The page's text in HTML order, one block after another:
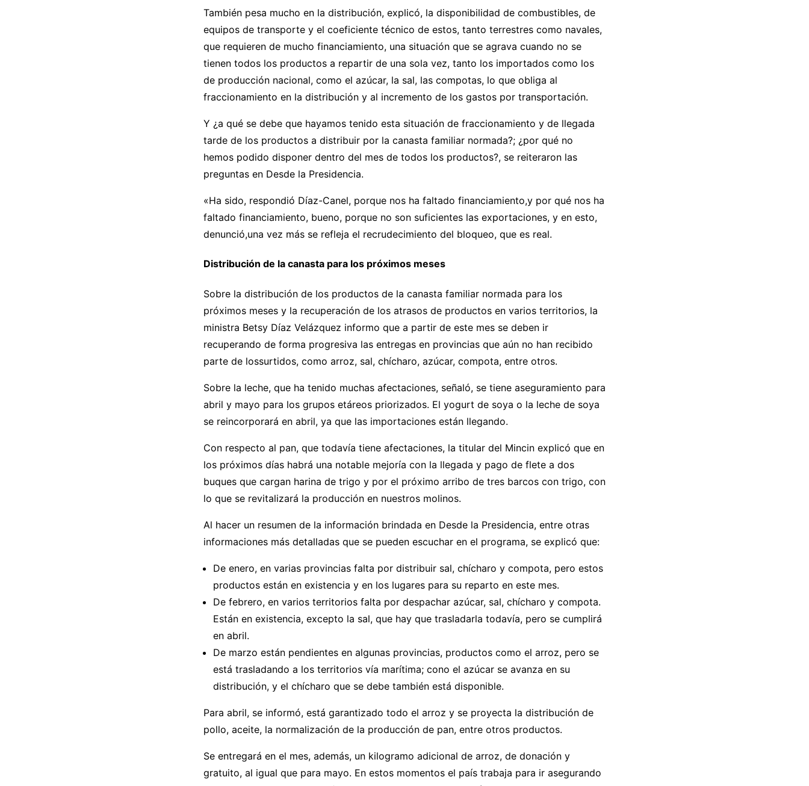
También pesa mucho en la distribución, explicó, la disponibilidad de combustibles, de
equipos de transporte y el coeficiente técnico de estos, tanto terrestres como navales,
que requieren de mucho financiamiento, una situación que se agrava cuando no se
tienen todos los productos a repartir de una sola vez, tanto los importados como los
de producción nacional, como el azúcar, la sal, las compotas, lo que obliga al
fraccionamiento en la distribución y al incremento de los gastos por transportación.
Y ¿a qué se debe que hayamos tenido esta situación de fraccionamiento y de llegada
tarde de los productos a distribuir por la canasta familiar normada?; ¿por qué no
hemos podido disponer dentro del mes de todos los productos?, se reiteraron las
preguntas en Desde la Presidencia.
«Ha sido, respondió Díaz-Canel, porque nos ha faltado financiamiento,y por qué nos ha
faltado financiamiento, bueno, porque no son suficientes las exportaciones, y en esto,
denunció,una vez más se refleja el recrudecimiento del bloqueo, que es real.
Distribución de la canasta para los próximos meses
Sobre la distribución de los productos de la canasta familiar normada para los
próximos meses y la recuperación de los atrasos de productos en varios territorios, la
ministra Betsy Díaz Velázquez informo que a partir de este mes se deben ir
recuperando de forma progresiva las entregas en provincias que aún no han recibido
parte de lossurtidos, como arroz, sal, chícharo, azúcar, compota, entre otros.
Sobre la leche, que ha tenido muchas afectaciones, señaló, se tiene aseguramiento para
abril y mayo para los grupos etáreos priorizados. El yogurt de soya o la leche de soya
se reincorporará en abril, ya que las importaciones están llegando.
Con respecto al pan, que todavía tiene afectaciones, la titular del Mincin explicó que en
los próximos días habrá una notable mejoría con la llegada y pago de flete a dos
buques que cargan harina de trigo y por el próximo arribo de tres barcos con trigo, con
lo que se revitalizará la producción en nuestros molinos.
Al hacer un resumen de la información brindada en Desde la Presidencia, entre otras
informaciones más detalladas que se pueden escuchar en el programa, se explicó que:
De enero, en varias provincias falta por distribuir sal, chícharo y compota, pero estos
productos están en existencia y en los lugares para su reparto en este mes.
De febrero, en varios territorios falta por despachar azúcar, sal, chícharo y compota.
Están en existencia, excepto la sal, que hay que trasladarla todavía, pero se cumplirá
en abril.
De marzo están pendientes en algunas provincias, productos como el arroz, pero se
está trasladando a los territorios vía marítima; cono el azúcar se avanza en su
distribución, y el chícharo que se debe también está disponible.
Para abril, se informó, está garantizado todo el arroz y se proyecta la distribución de
pollo, aceite, la normalización de la producción de pan, entre otros productos.
Se entregará en el mes, además, un kilogramo adicional de arroz, de donación y
gratuito, al igual que para mayo. En estos momentos el país trabaja para ir asegurando